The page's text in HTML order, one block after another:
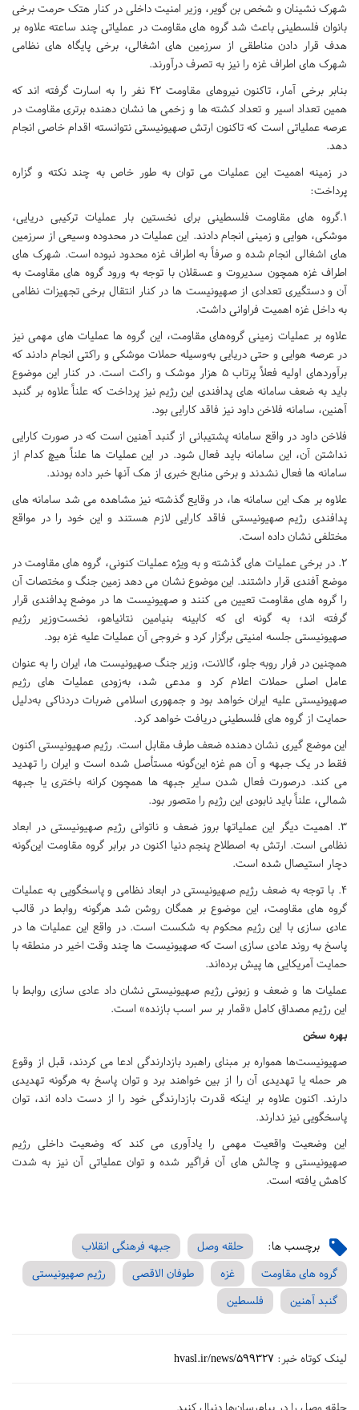
شهرک نشینان و شخص بن گویر، وزیر امنیت داخلی در کنار هتک حرمت برخی
بانوان فلسطینی باعث شد گروه های مقاومت در عملیاتی چند ساعته علاوه بر
هدف قرار دادن مناطقی از سرزمین های اشغالی، برخی پایگاه های نظامی
شهرک های اطراف غزه را نیز به تصرف درآورند.
بنابر برخی آمار، تاکنون نیروهای مقاومت 42 نفر را به اسارت گرفته اند که
همین تعداد اسیر و تعداد کشته ها و زخمی ها نشان دهنده برتری مقاومت در
عرصه عملیاتی است که تاکنون ارتش صهیونیستی نتوانسته اقدام خاصی انجام
دهد.
در زمینه اهمیت این عملیات می توان به طور خاص به چند نکته و گزاره
پرداخت:
1.گروه های مقاومت فلسطینی برای نخستین بار عملیات ترکیبی دریایی،
موشکی، هوایی و زمینی انجام دادند. این عملیات در محدوده وسیعی از سرزمین
های اشغالی انجام شده و صرفاً به اطراف غزه محدود نبوده است. شهرک های
اطراف غزه همچون سدیروت و عسقلان با توجه به ورود گروه های مقاومت به
آن و دستگیری تعدادی از صهیونیست ها در کنار انتقال برخی تجهیزات نظامی
به داخل غزه اهمیت فراوانی داشت.
علاوه بر عملیات زمینی گروه‌های مقاومت، این گروه ها عملیات های مهمی نیز
در عرصه هوایی و حتی دریایی به‌وسیله حملات موشکی و راکتی انجام دادند که
برآوردهای اولیه فعلاً پرتاب 5 هزار موشک و راکت است. در کنار این موضوع
باید به ضعف سامانه های پدافندی این رژیم نیز پرداخت که علناً علاوه بر گنبد
آهنین، سامانه فلاخن داود نیز فاقد کارایی بود.
فلاخن داود در واقع سامانه پشتیبانی از گنبد آهنین است که در صورت کارایی
نداشتن آن، این سامانه باید فعال شود. در این عملیات ها علناً هیچ کدام از
سامانه ها فعال نشدند و برخی منابع خبری از هک آنها خبر داده بودند.
علاوه بر هک این سامانه ها، در وقایع گذشته نیز مشاهده می شد سامانه های
پدافندی رژیم صهیونیستی فاقد کارایی لازم هستند و این خود را در مواقع
مختلفی نشان داده است.
2. در برخی عملیات های گذشته و به ویژه عملیات کنونی، گروه های مقاومت در
موضع آفندی قرار داشتند. این موضوع نشان می دهد زمین جنگ و مختصات آن
را گروه های مقاومت تعیین می کنند و صهیونیست ها در موضع پدافندی قرار
گرفته اند؛ به گونه ای که کابینه بنیامین نتانیاهو، نخست‌وزیر رژیم
صهیونیستی جلسه امنیتی برگزار کرد و خروجی آن عملیات علیه غزه بود.
همچنین در فرار روبه جلو، گالانت، وزیر جنگ صهیونیست ها، ایران را به عنوان
عامل اصلی حملات اعلام کرد و مدعی شد، به‌زودی عملیات های رژیم
صهیونیستی علیه ایران خواهد بود و جمهوری اسلامی ضربات دردناکی به‌دلیل
حمایت از گروه های فلسطینی دریافت خواهد کرد.
این موضع گیری نشان دهنده ضعف طرف مقابل است. رژیم صهیونیستی اکنون
فقط در یک جبهه و آن هم غزه این‌گونه مستأصل شده است و ایران را تهدید
می کند. درصورت فعال شدن سایر جبهه ها همچون کرانه باختری یا جبهه
شمالی، علناً باید نابودی این رژیم را متصور بود.
3. اهمیت دیگر این عملیات‎ها بروز ضعف و ناتوانی رژیم صهیونیستی در ابعاد
نظامی است. ارتش به اصطلاح پنجم دنیا اکنون در برابر گروه مقاومت این‌گونه
دچار استیصال شده است.
4. با توجه به ضعف رژیم صهیونیستی در ابعاد نظامی و پاسخگویی به عملیات
گروه های مقاومت، این موضوع بر همگان روشن شد هرگونه روابط در قالب
عادی سازی با این رژیم محکوم به شکست است. در واقع این عملیات ها در
پاسخ به روند عادی سازی است که صهیونیست ها چند وقت اخیر در منطقه با
حمایت آمریکایی ها پیش برده‌اند.
عملیات ها و ضعف و زبونی رژیم صهیونیستی نشان داد عادی سازی روابط با
این رژیم مصداق کامل «قمار بر سر اسب بازنده» است.
بهره سخن
صهیونیست‌ها همواره بر مبنای راهبرد بازدارندگی ادعا می کردند، قبل از وقوع
هر حمله یا تهدیدی آن را از بین خواهند برد و توان پاسخ به هرگونه تهدیدی
دارند. اکنون علاوه بر اینکه قدرت بازدارندگی خود را از دست داده اند، توان
پاسخگویی نیز ندارند.
این وضعیت واقعیت مهمی را یادآوری می کند که وضعیت داخلی رژیم
صهیونیستی و چالش های آن فراگیر شده و توان عملیاتی آن نیز به شدت
کاهش یافته است.
برچسب ها: حلقه وصل
جبهه فرهنگی انقلاب
گروه های مقاومت
غزه طوفان الاقصی
رژیم صهیونیستی
گنبد آهنین
فلسطین
لینک کوتاه خبر: hvasl.ir/news/599327